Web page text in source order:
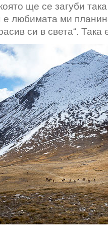
ще се загуби
любимата ми
си в света“. Така